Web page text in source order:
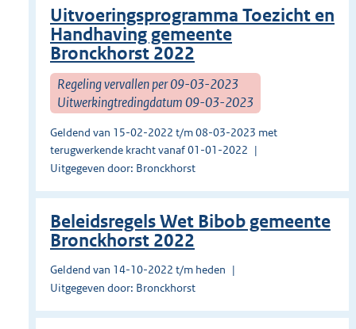
Uitvoeringsprogramma Toezicht en
Handhaving gemeente
Bronckhorst 2022
Regeling vervallen per 09-03-2023
Uitwerkingtredingdatum 09-03-2023
Geldend van 15-02-2022 t/m 08-03-2023 met
terugwerkende kracht vanaf 01-01-2022
Uitgegeven door: Bronckhorst
Beleidsregels Wet Bibob gemeente
Bronckhorst 2022
Geldend van 14-10-2022 t/m heden
Uitgegeven door: Bronckhorst